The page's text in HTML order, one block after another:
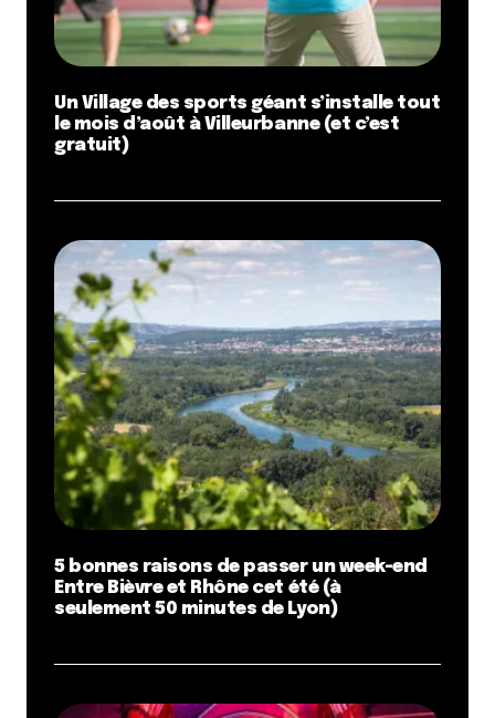
Un Village des sports géant s’installe tout
le mois d’août à Villeurbanne (et c’est
gratuit)
5 bonnes raisons de passer un week-end
Entre Bièvre et Rhône cet été (à
seulement 50 minutes de Lyon)